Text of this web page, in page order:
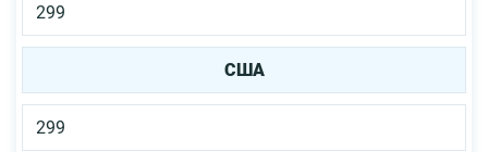
299
США
299